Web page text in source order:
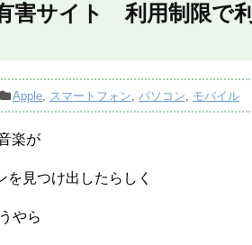
害サイト 利用制限で利
Apple, スマートフォン, パソコン, モバイル
楽が
見つけ出したらしく
やら